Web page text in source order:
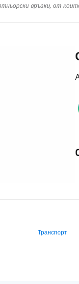
връзки, от
Транспорт